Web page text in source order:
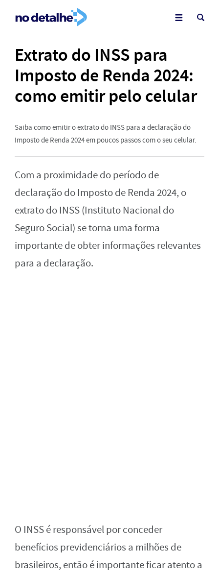
Extrato do INSS para
Imposto de Renda 2024:
como emitir pelo celular
Saiba como emitir o extrato do INSS para a declaração do
Imposto de Renda 2024 em poucos passos com o seu celular.
Com a proximidade do período de
declaração do Imposto de Renda 2024, o
extrato do INSS (Instituto Nacional do
Seguro Social) se torna uma forma
importante de obter informações relevantes
para a declaração.
O INSS é responsável por conceder
benefícios previdenciários a milhões de
brasileiros, então é importante ficar atento a